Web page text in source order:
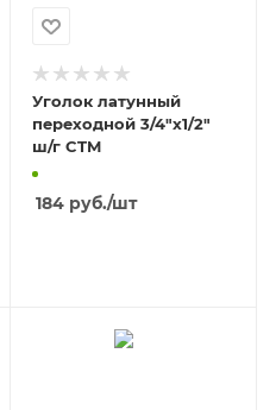
Уголок латунный
переходной 3/4"x1/2"
ш/г CTM
184руб./шт